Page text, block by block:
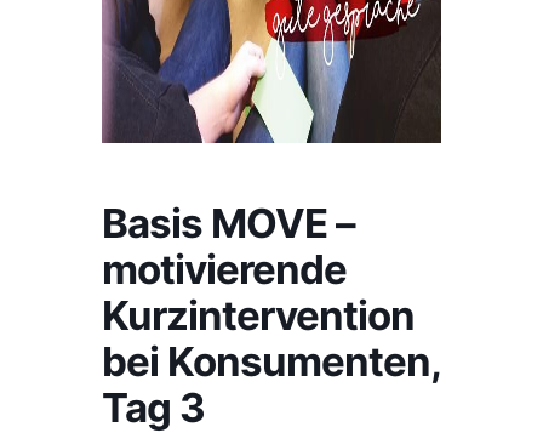
Basis MOVE –
motivierende
Kurzintervention
bei Konsumenten,
Tag 3